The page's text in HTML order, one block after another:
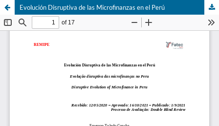
Evolución Disruptiva de las Microfinanzas en el Perú